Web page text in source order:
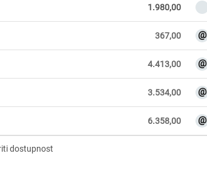
1.980,00
367,00 @
4.413,00 @
3.534,00 @
6.358,00 @